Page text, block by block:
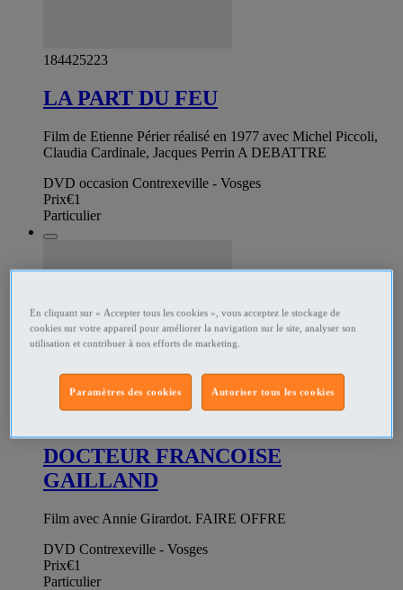
184425223
LA PART DU FEU
Film de Etienne Périer réalisé en 1977 avec Michel Piccoli,
Claudia Cardinale, Jacques Perrin A DEBATTRE
DVD occasion Contrexeville - Vosges
Prix€1
Particulier
DOCTEUR FRANCOISE
GAILLAND
Film avec Annie Girardot. FAIRE OFFRE
DVD Contrexeville - Vosges
Prix€1
Particulier
En cliquant sur « Accepter tous les cookies », vous acceptez le stockage de
cookies sur votre appareil pour améliorer la navigation sur le site, analyser son
utilisation et contribuer à nos efforts de marketing.
Autoriser tous les cookies
Paramètres des cookies